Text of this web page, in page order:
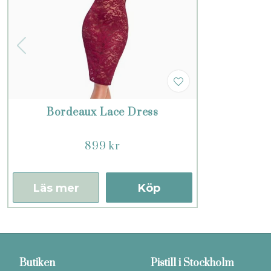
Bordeaux Lace Dress
899 kr
Köp
Läs mer
Butiken Pistill i Stockholm